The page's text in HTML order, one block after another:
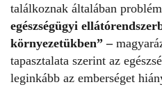
találkoznak általában
egészségügyi
környezetükben” –
tapasztalata szerint az
leginkább az emberséget